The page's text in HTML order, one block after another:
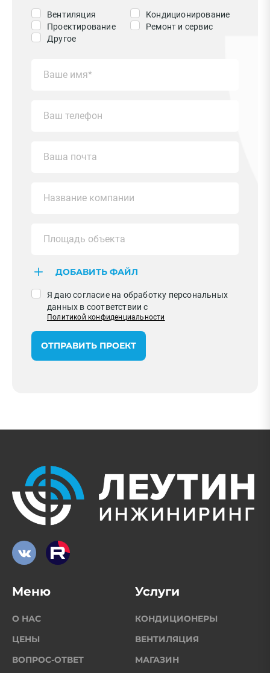
Вентиляция
Кондиционирование
Проектирование
Ремонт и сервис
Другое
ДОБАВИТЬ ФАЙЛ
Я даю согласие на обработку персональных
данных в соответствии с
Политикой конфиденциальности
ОТПРАВИТЬ ПРОЕКТ
Меню
О НАС
ЦЕНЫ
ВОПРОС-ОТВЕТ
Услуги
КОНДИЦИОНЕРЫ
ВЕНТИЛЯЦИЯ
МАГАЗИН